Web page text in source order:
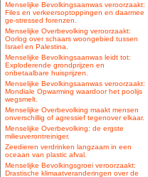
Menselijke Bevolkingsaanwas veroorzaakt:
Files en verkeersoptoppingen en daarmee
ge-stressed forenzen.
Menselijke Overbevolking veroorzaakt:
Oorlog over schaars woongebied tussen
Israel en Palestina.
Menselijke Bevolkingsaanwas leidt tot:
Exploderende grondprijzen en
onbetaalbare huisprijzen.
Menselijke Bevolkingsaanwas veroorzaakt:
Mondiale Opwarming waardoor het poolijs
wegsmelt.
Menselijke Overbevolking maakt mensen
onverschillig of agressief tegenover elkaar.
Menselijke Overbevolking: de ergste
milieuverontreiniger.
Zeedieren verdrinken langzaam in een
oceaan van plastic afval.
Menselijke Bevolkingsgroei veroorzaakt:
Drastische klimaatveranderingen over de